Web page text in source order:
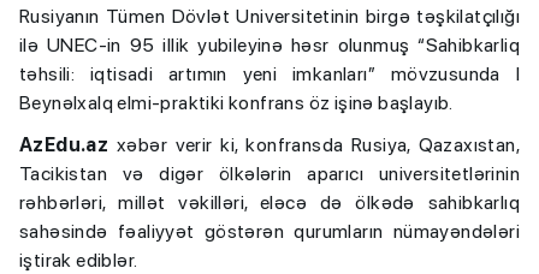
Rusiyanın Tümen Dövlət Universitetinin birgə təşkilatçılığı
ilə UNEC-in 95 illik yubileyinə həsr olunmuş “Sahibkarliq
təhsili: iqtisadi artımın yeni imkanları” mövzusunda I
Beynəlxalq elmi-praktiki konfrans öz işinə başlayıb.
AzEdu.az xəbər verir ki, konfransda Rusiya, Qazaxıstan,
Tacikistan və digər ölkələrin aparıcı universitetlərinin
rəhbərləri, millət vəkilləri, eləcə də ölkədə sahibkarlıq
sahəsində fəaliyyət göstərən qurumların nümayəndələri
iştirak ediblər.